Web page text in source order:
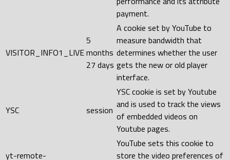
payment.
VISITOR_INFO1_LIVE
5
months
27 days
A cookie set by YouTube to
measure bandwidth that
determines whether the user
gets the new or old player
interface.
YSC session
YSC cookie is set by Youtube
and is used to track the views
of embedded videos on
Youtube pages.
yt-remote-
YouTube sets this cookie to
store the video preferences of